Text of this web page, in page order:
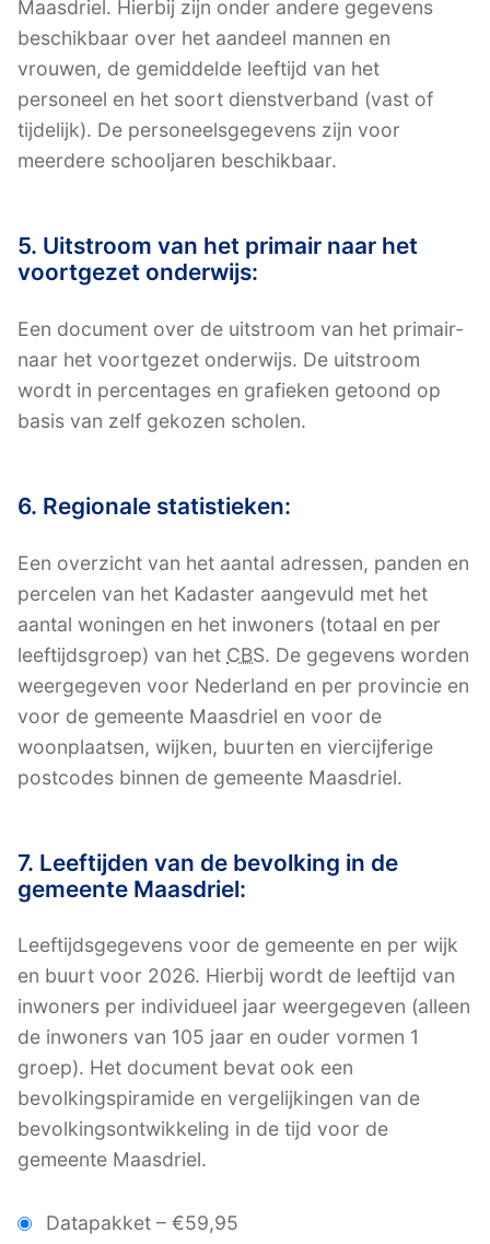
Maasdriel. Hierbij zijn onder andere gegevens
beschikbaar over het aandeel mannen en
vrouwen, de gemiddelde leeftijd van het
personeel en het soort dienstverband (vast of
tijdelijk). De personeelsgegevens zijn voor
meerdere schooljaren beschikbaar.
5. Uitstroom van het primair naar het
voortgezet onderwijs:
Een document over de uitstroom van het primair-
naar het voortgezet onderwijs. De uitstroom
wordt in percentages en grafieken getoond op
basis van zelf gekozen scholen.
6. Regionale statistieken:
Een overzicht van het aantal adressen, panden en
percelen van het Kadaster aangevuld met het
aantal woningen en het inwoners (totaal en per
leeftijdsgroep) van het CBS. De gegevens worden
weergegeven voor Nederland en per provincie en
voor de gemeente Maasdriel en voor de
woonplaatsen, wijken, buurten en viercijferige
postcodes binnen de gemeente Maasdriel.
7. Leeftijden van de bevolking in de
gemeente Maasdriel:
Leeftijdsgegevens voor de gemeente en per wijk
en buurt voor 2026. Hierbij wordt de leeftijd van
inwoners per individueel jaar weergegeven (alleen
de inwoners van 105 jaar en ouder vormen 1
groep). Het document bevat ook een
bevolkingspiramide en vergelijkingen van de
bevolkingsontwikkeling in de tijd voor de
gemeente Maasdriel.
Datapakket – €59,95